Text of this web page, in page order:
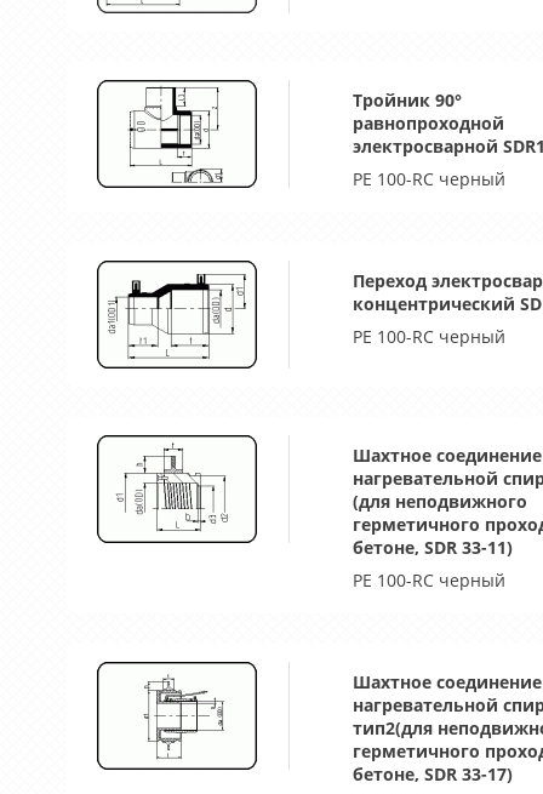
Тройник 90°
равнопроходной
электросварной
PE 100-RC черный
Переход
концентрический
PE 100-RC черный
Шахтное
нагревательной
(для неподвижного
герметичного
бетоне, SDR 33-11)
PE 100-RC черный
Шахтное
нагревательной
тип2(для
герметичного
бетоне, SDR 33-17)